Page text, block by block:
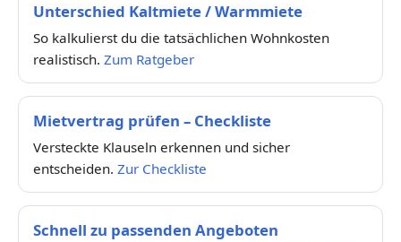
Unterschied Kaltmiete / Warmmiete
So kalkulierst du die tatsächlichen Wohnkosten
realistisch. Zum Ratgeber
Mietvertrag prüfen – Checkliste
Versteckte Klauseln erkennen und sicher
entscheiden. Zur Checkliste
Schnell zu passenden Angeboten